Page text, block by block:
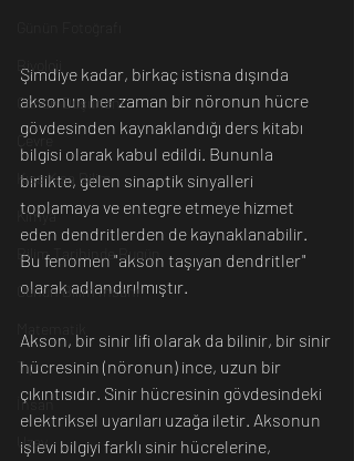
Biyoloji
Günün Düşüneni
Çevre
Kısa Kısa Bilim
Kimya
Bilim Tarihinde Bugün
Günün Bilim İnsanı
Tıp
İnsan
Uzay
Şimdiye kadar, birkaç istisna dışında
aksonun her zaman bir nöronun hücre
gövdesinden kaynaklandığı ders kitabı
bilgisi olarak kabul edildi. Bununla
birlikte, gelen sinaptik sinyalleri
toplamaya ve entegre etmeye hizmet
eden dendritlerden de kaynaklanabilir.
Bu fenomen "akson taşıyan dendritler"
olarak adlandırılmıştır.
Akson, bir sinir lifi olarak da bilinir, bir sinir
hücresinin (nöronun) ince, uzun bir
çıkıntısıdır. Sinir hücresinin gövdesindeki
elektriksel uyarıları uzağa iletir. Aksonun
işlevi bilgiyi farklı sinir hücrelerine,